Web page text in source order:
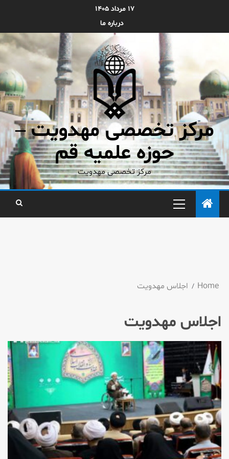
۱۷ مرداد ۱۴۰۵
درباره ما
مرکز تخصصی مهدویت –
حوزه علمیه قم
مرکز تخصصی مهدویت
Home اجلاس مهدویت
اجلاس مهدویت